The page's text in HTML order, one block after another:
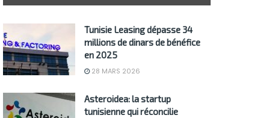
Tunisie Leasing dépasse 34
millions de dinars de bénéfice
en 2025
28 MARS 2026
Asteroidea: la startup
tunisienne qui réconcilie